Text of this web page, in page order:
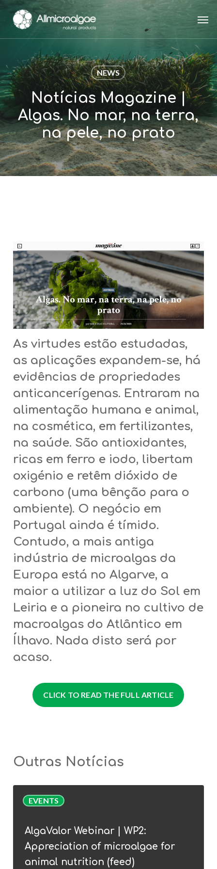
NEWS
Notícias Magazine |
Algas. No mar, na terra,
na pele, no prato
As virtudes estão estudadas,
as aplicações expandem-se, há
evidências de propriedades
anticancerígenas. Entraram na
alimentação humana e animal,
na cosmética, em fertilizantes,
na saúde. São antioxidantes,
ricas em ferro e iodo, libertam
oxigénio e retêm dióxido de
carbono (uma bênção para o
ambiente). O negócio em
Portugal ainda é tímido.
Contudo, a mais antiga
indústria de microalgas da
Europa está no Algarve, a
maior a utilizar a luz do Sol em
Leiria e a pioneira no cultivo de
macroalgas do Atlântico em
Ílhavo. Nada disto será por
acaso.
CLICK TO READ THE FULL ARTICLE
Outras Notícias
EVENTS
Webinar
WP2:
Appreciation
AlgaValor Webinar | WP2:
Appreciation of microalgae for
animal nutrition (feed)